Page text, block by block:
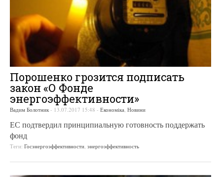
Порошенко грозится подписать
закон «О Фонде
энергоэффективности»
Вадим Болотник - 13.07.2017 15:48 - Економіка Новини
ЕС подтвердил принципиальную готовность поддержать
фонд
Теги: Госэнергоэффективности энергоэффективность